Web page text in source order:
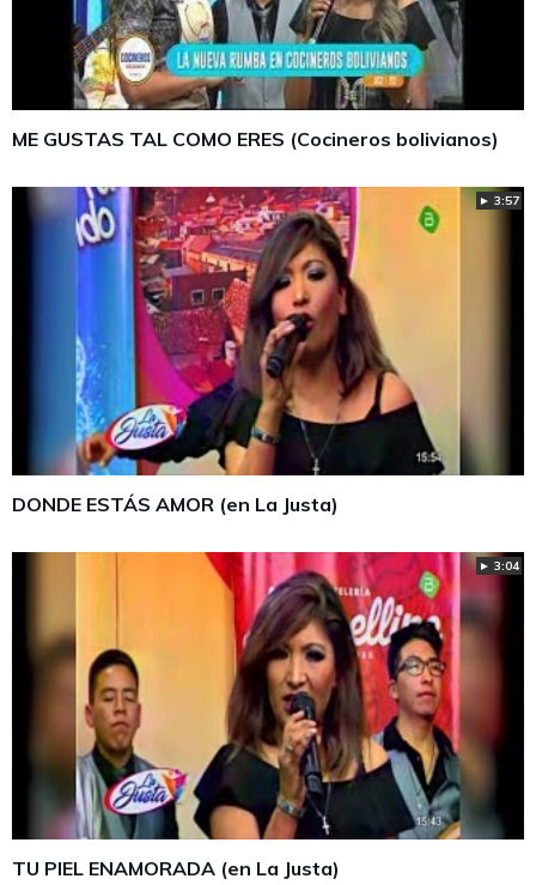
ME GUSTAS TAL COMO ERES (Cocineros bolivianos)
► 3:57
DONDE ESTÁS AMOR (en La Justa)
► 3:04
TU PIEL ENAMORADA (en La Justa)